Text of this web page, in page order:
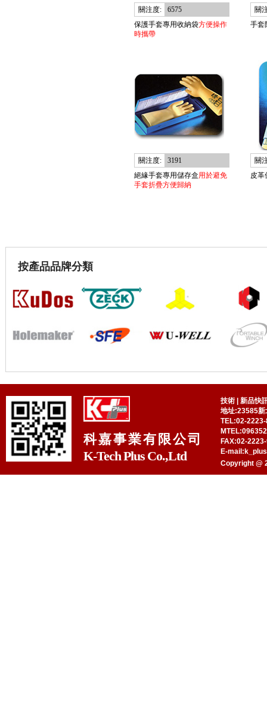
關注度:
6575
保護手套專用收納袋方便操作
時攜帶
關
手套
關注度:
3191
絕緣手套專用儲存盒用於避免
手套折疊方便歸納
關
皮革
按產品品牌分類
科嘉事業有限公司
K-Tech Plus Co.,Ltd
技術
新品快
地址:23585新
TEL:02-
FAX:02-
E-
Copyright @